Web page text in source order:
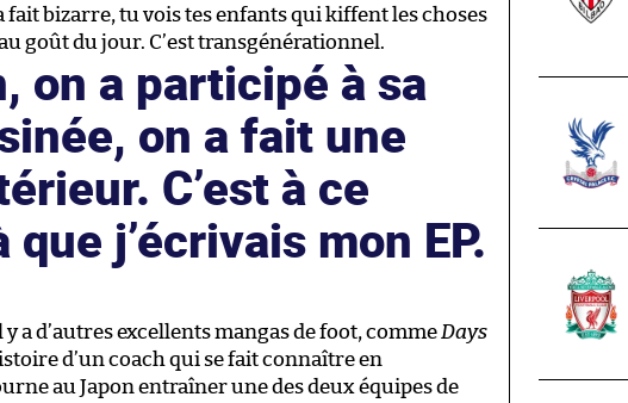
fait bizarre, tu vois tes enfants qui kiffent les choses
goût du jour. C’est transgénérationnel.
on a participé à sa
on a fait une
C’est à ce
j’écrivais mon EP.
y a d’autres excellents mangas de foot, comme Days
d’un coach qui se fait connaître en
au Japon entraîner une des deux équipes de